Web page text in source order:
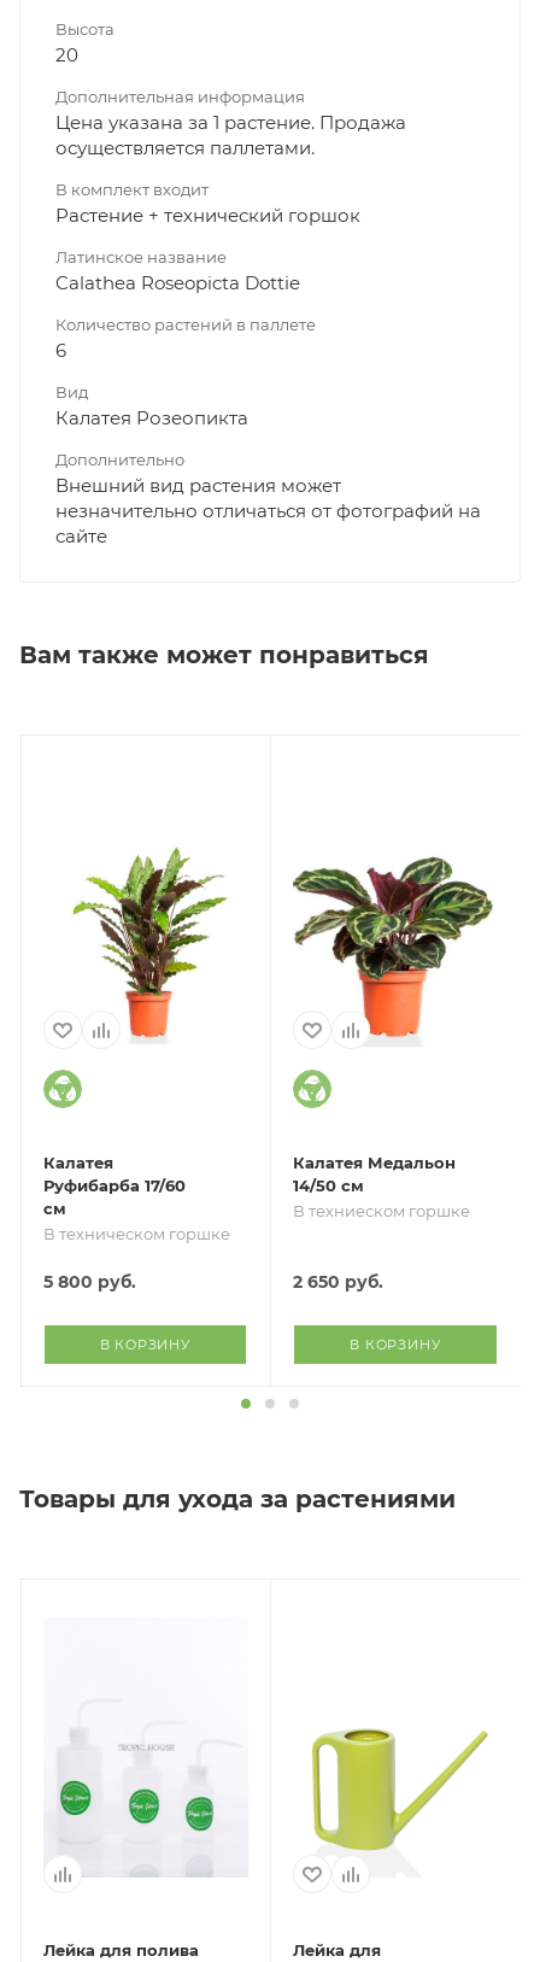
Высота
20
Дополнительная информация
Цена указана за 1 растение. Продажа
осуществляется паллетами.
В комплект входит
Растение + технический горшок
Латинское название
Calathea Roseopicta Dottie
Количество растений в паллете
6
Вид
Калатея Розеопикта
Дополнительно
Внешний вид растения может
незначительно отличаться от фотографий на
сайте
Вам также может понравиться
Калатея
Руфибарба 17/60
см
В техническом горшке
5 800 руб.
В КОРЗИНУ
Калатея Медальон
14/50 см
В техниеском горшке
2 650 руб.
В КОРЗИНУ
Товары для ухода за растениями
Лейка для полива Лейка для